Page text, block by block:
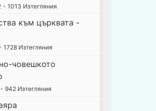
• 1013 Изтегляния
към църквата -
1728 Изтегляния
човешкото
• 942 Изтегляния